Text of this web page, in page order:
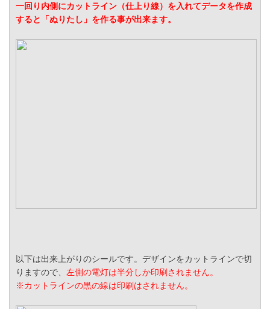
一回り内側にカットライン（仕上り線）を入れてデータを作成
すると「ぬりたし」を作る事が出来ます。
以下は出来上がりのシールです。デザインをカットラインで切
りますので、 左側の電灯は半分しか印刷されません。
※カットラインの黒の線は印刷はされません。